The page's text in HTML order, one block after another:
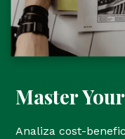
Master
Analiza cost-